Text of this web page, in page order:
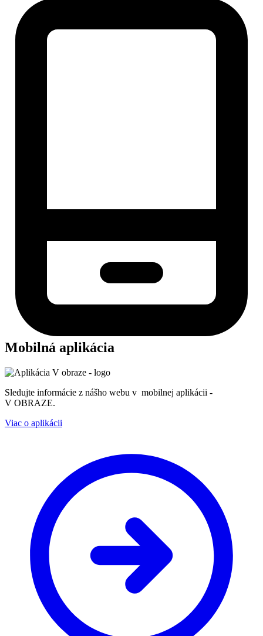
Mobilná aplikácia
Sledujte informácie z nášho webu v mobilnej aplikácii -
V OBRAZE.
Viac o aplikácii